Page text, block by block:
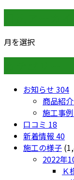
月を選択
お知らせ 304
商品紹介
施工事例
口コミ 18
新着情報 40
施工の様子
2022年
Ｋ